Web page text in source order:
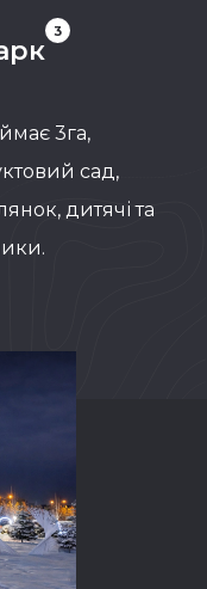
3
3га,
сад,
дитячі та